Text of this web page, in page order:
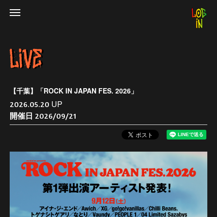
【千葉】「ROCK IN JAPAN FES. 2026」
2026.05.20 UP
開催日 2026/09/21